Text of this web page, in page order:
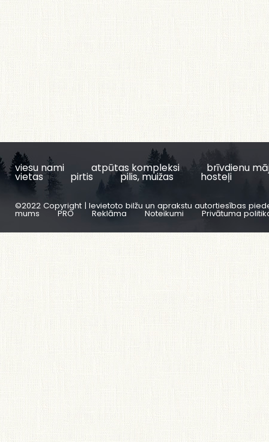
viesu nami atpūtas kompleksi brīvdienu
vietas pirtis pilis, muižas hosteļi
©2022 Copyright | Ievietoto bilžu un aprakstu autortiesības
mums PRO Reklāma Noteikumi Privātuma